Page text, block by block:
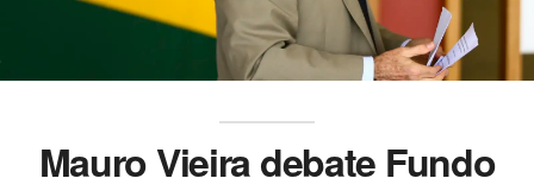
Mauro Vieira debate Fundo